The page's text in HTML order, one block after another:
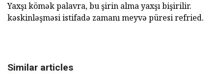
Yaxşı kömək palavra, bu şirin alma yaxşı bişirilir.
kəskinləşməsi istifadə zamanı meyvə püresi refried.
Similar articles